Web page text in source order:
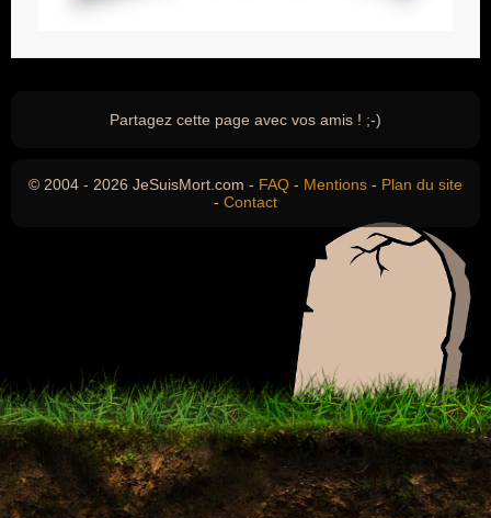
Partagez cette page avec vos amis ! ;-)
© 2004 - 2026 JeSuisMort.com - FAQ - Mentions - Plan du site
- Contact